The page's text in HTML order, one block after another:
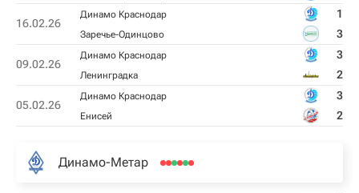
16.02.26
Динамо Краснодар 1
Заречье-Одинцово 3
09.02.26
Динамо Краснодар 3
Ленинградка 2
05.02.26
Динамо Краснодар 3
Енисей 2
Динамо-Метар